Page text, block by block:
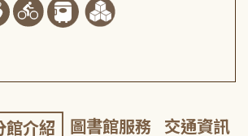
館介紹 圖書館服務 交通資訊